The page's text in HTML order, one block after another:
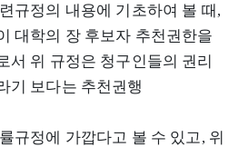
규정의 내용에 기초하여 볼 때,
대학의 장 후보자 추천권한을
서 위 규정은 청구인들의 권리
기 보다는 추천권행
규정에 가깝다고 볼 수 있고, 위